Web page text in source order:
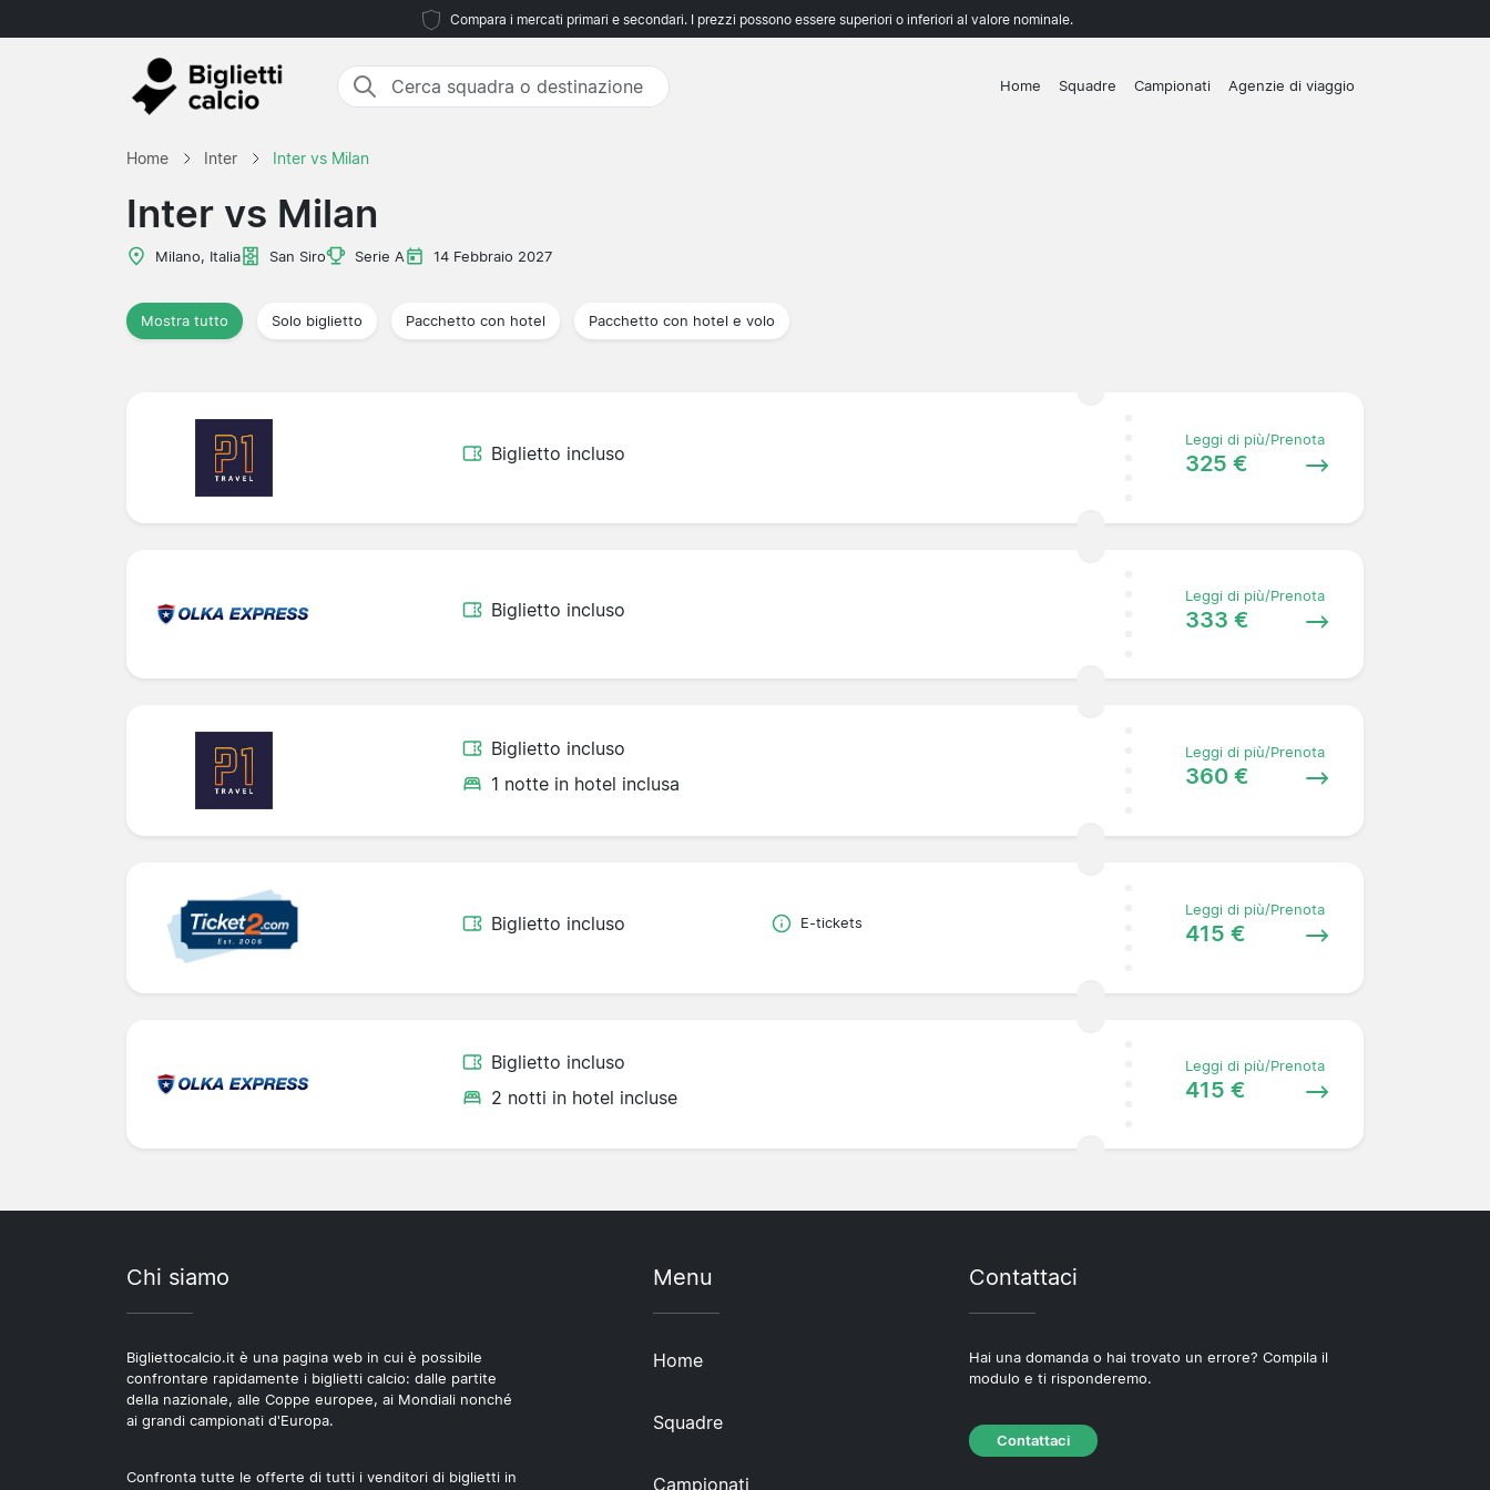
Compara i mercati primari e secondari. I prezzi possono essere superiori o inferiori al valore nominale.
Home Squadre Campionati Agenzie di viaggio
Home Inter Inter vs Milan
Inter vs Milan
Milano, Italia San Siro Serie A 14 Febbraio 2027
Mostra tutto Solo biglietto Pacchetto con hotel Pacchetto con hotel e volo
Biglietto incluso
Leggi di più/Prenota
325 €
Biglietto incluso
Leggi di più/Prenota
333 €
Biglietto incluso
1 notte in hotel inclusa
Leggi di più/Prenota
360 €
Biglietto incluso E-tickets
Leggi di più/Prenota
415 €
Biglietto incluso
2 notti in hotel incluse
Leggi di più/Prenota
415 €
Chi siamo
Bigliettocalcio.it è una pagina web in cui è possibile
confrontare rapidamente i biglietti calcio: dalle partite
della nazionale, alle Coppe europee, ai Mondiali nonché
ai grandi campionati d'Europa.
Confronta tutte le offerte di tutti i venditori di biglietti in
Menu
Home
Squadre
Campionati
Contattaci
Hai una domanda o hai trovato un errore? Compila il
modulo e ti risponderemo.
Contattaci